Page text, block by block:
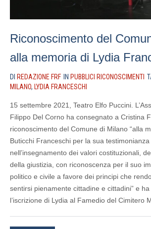
Riconoscimento del
alla memoria di Lydia
DI REDAZIONE FRF IN PUBBLICI RICONOSCIMENTI
MILANO, LYDIA FRANCESCHI
15 settembre 2021, Teatro Elfo Puccini.
Filippo Del Corno ha consegnato a Cristina
riconoscimento del Comune di Milano “alla
Buticchi Franceschi per la sua
nell’insegnamento dei valori costituzionali,
della giustizia, con riconoscenza per il suo
politico e civile a favore dei principi che
sentirsi pienamente cittadine e cittadini” e
l’iscrizione di Lydia al Famedio del Cimitero